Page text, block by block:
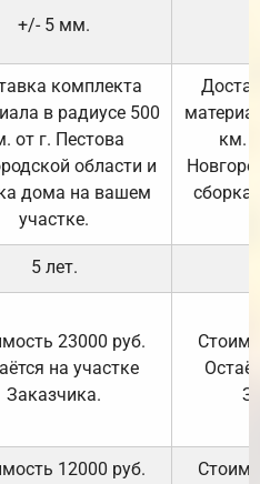
+/- 5 мм.
комплекта
в радиусе 500
от г. Пестова
области и
дома на вашем
участке.
км.
5 лет.
23000 руб.
на участке
Заказчика.
12000 руб.